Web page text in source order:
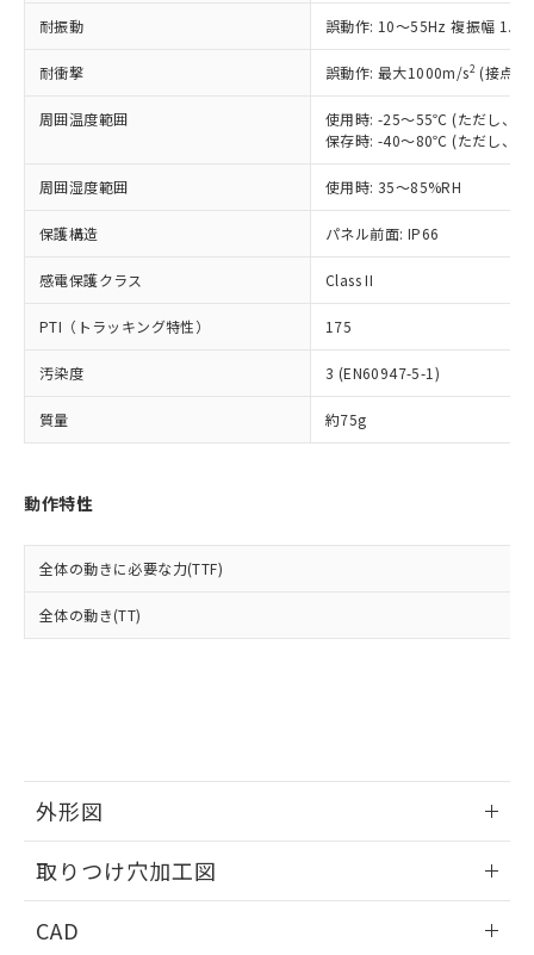
耐振動 誤動作: 10～55Hz 複振幅
耐衝撃 誤動作: 最大1000m/s2 (接点
周囲温度範囲
使用時: -25～55℃ (ただし、氷
保存時: -40～80℃ (ただし、氷
周囲湿度範囲 使用時: 35～85%RH
保護構造 パネル前面: IP66
感電保護クラス Class II
PTI（トラッキング特性） 175
汚染度 3 (EN60947-5-1)
質量 約75g
動作特性
全体の動きに必要な力(TTF)
全体の動き(TT)
外形図
取りつけ穴加工図
CAD
記載している更新日時点での社内デー
タに基づき作成されるものであり、閲
覧された時点での実際の在庫および標
準価格とは異なる場合があることをご
正式な納期状況および標準価格はお客
様のお取引先、またはお客様担当のオ
ムロン制御機器販売店・当社販売員に
オムロン制御機器販売店や当社販売拠
販売ネットワーク
」をご確認
ください。
在庫状況および標準価格結果を当社の
事前の承諾なく第三者に漏洩または開
示しないようお願いします。
マイパーツ機能（部品リスト作成サー
ビス）をご利用いただくには、I-Web
メンバーズにご登録されている必要が
および当社の共同利用者が、当社の製
品・サービスに関するお客様との取
をご了承ください。
※当社の共同利用者とは、"個人情報
鉛(Pb) 1000ppm以下、 水銀(Hg) 1000ppm以下、 カド
六価クロム(Cr(Ⅵ)) 1000ppm以下、ポリ臭化ビフェニル
類(PBB) 1000ppm以下、ポリ臭化ジフェニルエーテル類
(PBDE) 1000ppm以下、フタル酸ビス(2-エチルヘキシ
ル) (DEHP)(別名：DOP) 1000ppm以下、フタル酸ブチ
ルベンジル（BBP） 1000ppm以下、フタル酸ジブチル
（DBP） 1000ppm以下、フタル酸ジイソブチル
(DIBP) 1000ppm以下
但し、RoHS指令で産業用監視および制御機器に対する
適用除外項目は除く。
フタル酸エステル類の４物質については閾値を超える意
図的な使用がないことを確認しています。
※2 対応予定月
部品在庫の切り替え状況などにより、予定
月が前後することがあります。
下記の非含有証明書をダウンロードするこ
とができます。
EU RoHS指令（10物質）の非含有証明書
物質の対応では、対応完了までの期間は出
荷製品に未対応品が混在することから備考
既に当社にて対応品への在庫切替を完了
していることから、特段のことがない限
り、2022年1月12日より割愛しておりま
*中国RoHS10物質の基準値 (GB/T26572)：
Pb(鉛) :1000ppm、 Hg(水銀) : 1000ppm、 Cd(カドミウ
Cr(Ⅵ)(六価クロム) : 1000ppm、 PBBs(ポリ臭化ビフェ
ニル類) : 1000ppm、 PBDEs(ポリ臭化ジフェニルエーテ
ル) : 1000ppm、
DEHP(フタル酸ビス(2-エチルヘキシル)) : 1000ppm
※2 環境保護使用期限
「ｅ」：有害物質（10物質）のすべてが基
準値以下であることを示します。
「10」：通常の使用状況下において有害物
質が外部に漏えいし、環境に深刻な影響を
及ぼさない年数を意味します。
（以下｢規制貨物等」という）を輸出
または国外への提供する場合は、日本
国政府の輸出許可(または役務取引許
可)を取得するなどの必要な手続きを
当社は規制貨物を破棄する場合は、完
全に破砕するなど、違法に輸出されな
いよう必要な手段を講じます。
当社は貴社製品を、核兵器、ミサイ
ル、化学兵器、生物兵器またはその他
武器並びにこれらの製造装置等に一切
使用いたしません。
当社は、貴社製品を第三者に販売する
場合は、上記1、2および3の内容を当
該第三者に通知します。また当社は、
販売先および販売に係わる関係者が違
法に輸出するおそれがある場合は、取
り引きをいたしません。
○ 一定数以上の在庫あり
△ 一定数には満たないが在庫あり
在庫なし(最新の在庫状況につ
いては、お客様のお取引先、ま
たはお客様担当のオムロン制御
機器販売店・当社販売員にご確
認ください)
受注生産機種、また在庫状況の
情報を公開していない機種